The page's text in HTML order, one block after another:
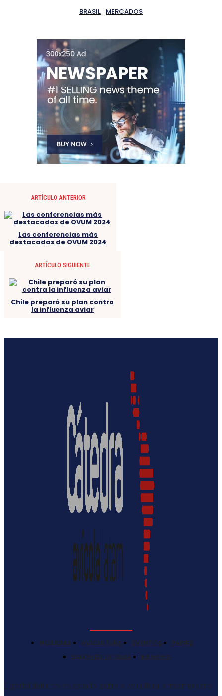
BRASIL MERCADOS
ARTÍCULO ANTERIOR
Las conferencias más
destacadas de OVUM 2024
ARTÍCULO SIGUIENTE
Chile preparó su plan contra
la influenza aviar
NOTICIAS AVICULTURA EVENTOS
PAISES
SALÓN DE LA FAMA
RANKING
El portal definitivo en español sobre la avicultura latinoamericana